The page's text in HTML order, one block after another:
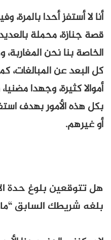
أنا لا أستفز أحدا
قصة جنازة، محملة
الخاصة بنا نحن
كل البعد عن المبالغات،
أموالا كثيرة، وجهدا
بكل هذه الأمور بهدف
أو غيرهم.
هل تتوقعين بلوغ حدة
بلغه شريطك السابق